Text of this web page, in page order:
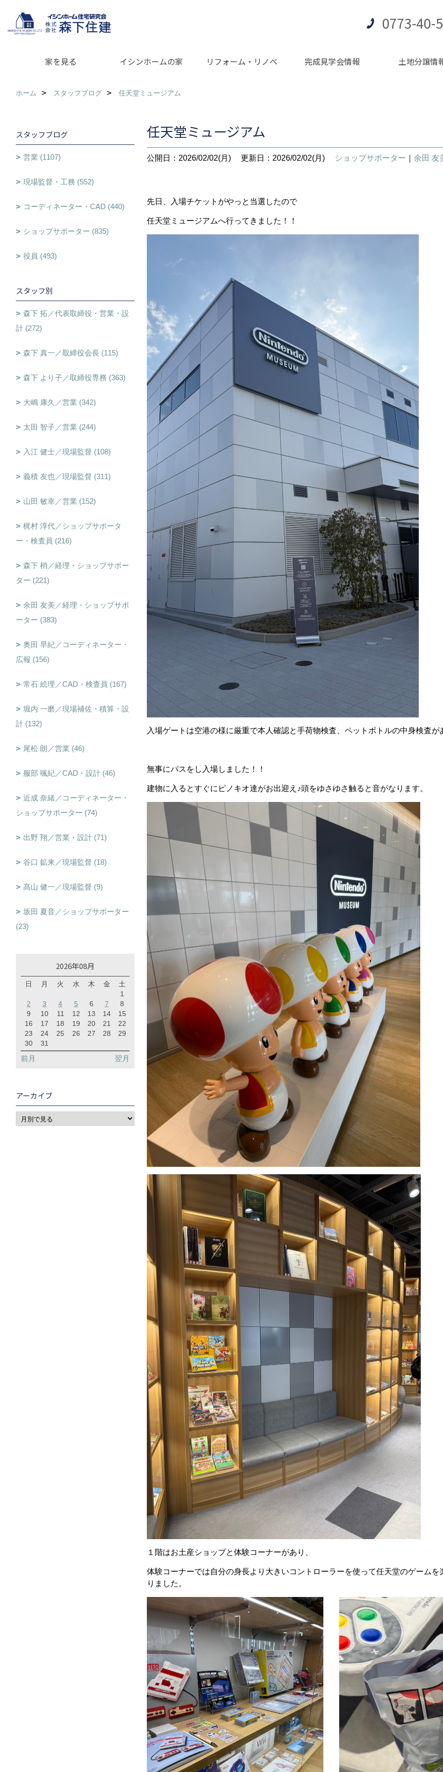
0773-40-
家を見る イシンホームの家 リフォーム・リノベ 完成見学会情報 土地分譲情
ホーム スタッフブログ 任天堂ミュージアム
任天堂ミュージアム
公開日：2026/02/02(月) 更新日：2026/02/02(月) ショップサポーター 余田 友
先日、入場チケットがやっと当選したので
任天堂ミュージアムへ行ってきました！！
入場ゲートは空港の様に厳重で本人確認と手荷物検査、ペットボトルの中身検査が
無事にパスをし入場しました！！
建物に入るとすぐにピノキオ達がお出迎え♪頭をゆさゆさ触ると音がなります。
１階はお土産ショップと体験コーナーがあり、
体験コーナーでは自分の身長より大きいコントローラーを使って任天堂のゲーム
りました。
スタッフブログ
営業 (1107)
現場監督・工務 (552)
コーディネーター・CAD (440)
ショップサポーター (835)
役員 (493)
スタッフ別
森下 拓／代表取締役・営業・設
計 (272)
森下 真一／取締役会長 (115)
森下 より子／取締役専務 (363)
大嶋 康久／営業 (342)
太田 智子／営業 (244)
入江 健士／現場監督 (108)
義積 友也／現場監督 (311)
山田 敏幸／営業 (152)
梶村 淳代／ショップサポータ
ー・検査員 (216)
森下 梢／経理・ショップサポー
ター (221)
余田 友美／経理・ショップサポ
ーター (383)
奥田 早紀／コーディネーター・
広報 (156)
常石 絵理／CAD・検査員 (167)
堀内 一磨／現場補佐・積算・設
計 (132)
尾松 朗／営業 (46)
服部 颯紀／CAD・設計 (46)
近成 奈緒／コーディネーター・
ショップサポーター (74)
出野 翔／営業・設計 (71)
谷口 鉱来／現場監督 (18)
髙山 健一／現場監督 (9)
坂田 夏音／ショップサポーター
(23)
2026年08月
日 月 火 水 木 金
土
1
2
3 4 5 6 7
8
9
10 11 12 13 14
15
16
17 18 19 20 21
22
23
24 25 26 27 28
29
30
31
前月 翌月
アーカイブ